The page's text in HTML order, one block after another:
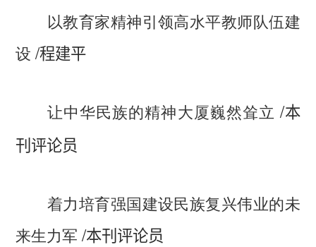
以教育家精神引领高水平教师队伍建
设 /程建平
让中华民族的精神大厦巍然耸立 /本
刊评论员
着力培育强国建设民族复兴伟业的未
来生力军 /本刊评论员